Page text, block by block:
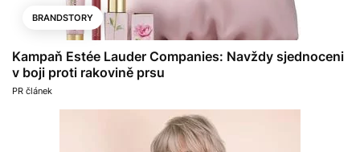
BRANDSTORY
Kampaň Estée Lauder Companies: Navždy sjednoceni
v boji proti rakovině prsu
PR článek